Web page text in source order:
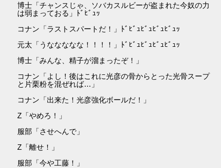
博士「チャンスじゃ、ソバカスルビーが盗まれた今奴の力
は弱まっておる」ﾄﾞﾋﾞｭｯ
コナン「ラストスパートだ！」ﾄﾞﾋﾞｭﾋﾞｭﾋﾞｭﾋﾞｭｯ
元太「うななななな！！！！」ﾄﾞﾋﾞｭﾋﾞｭﾋﾞｭﾋﾞｭｯ
博士「みんな、精子が溜まったぞ！」
コナン「よし！後はこれに光彦の骨からとった光骨スープ
と片栗粉を混ぜれば…」
コナン「出来た！光彦強化ボールだ！」
Z「やめろ！」
服部「させへんで」
Z「離せ！」
服部「今や工藤！」